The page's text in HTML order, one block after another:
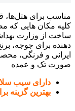
مناسب برای هتل‌ها،
کلیه مکان هایی که
ساخت از وزارت
دهنده برای جوجه،
ایرانی و فرنگی،
صورت تک و عمده
دارای سیب
بهترین گزینه